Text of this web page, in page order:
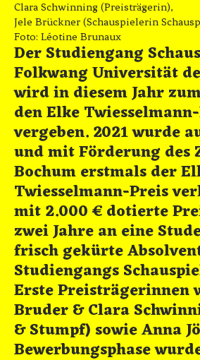
Clara Schwinning (Preisträgerin),
Jele Brückner (Schauspielerin
Foto: Léotine Brunaux
Der Studiengang
Folkwang Universität
wird in diesem Jahr
den Elke
vergeben. 2021 wurde
und mit Förderung des
Bochum erstmals der
Twiesselmann-Preis
mit 2.000 € dotierte
zwei Jahre an eine
frisch gekürte
Studiengangs
Erste Preisträgerinnen
Bruder & Clara
& Stumpf) sowie Anna
Bewerbungsphase